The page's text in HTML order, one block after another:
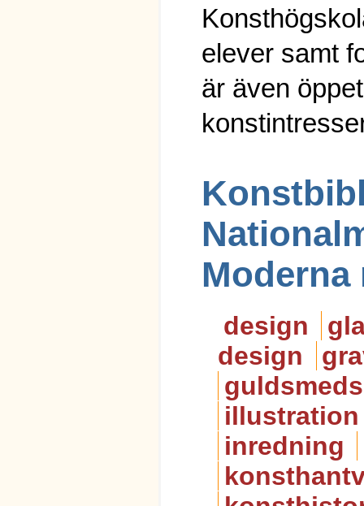
elever samt
är även
Moderna
design
design
illustration
inredning